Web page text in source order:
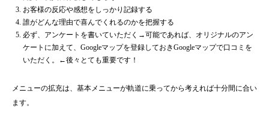
お客様の反応や感想をしっかり記録する
誰がどんな理由で喜んでくれるのかを把握する
必ず、アンケートを書いていただく→可能であれば、オリジナルのアン
ケートに加えて、Googleマップを登録しておきGoogleマップで口コミを
いただく。←後々とても重要です！
メニューの拡充は、基本メニューが軌道に乗ってから考えれば十分間に合い
ます。